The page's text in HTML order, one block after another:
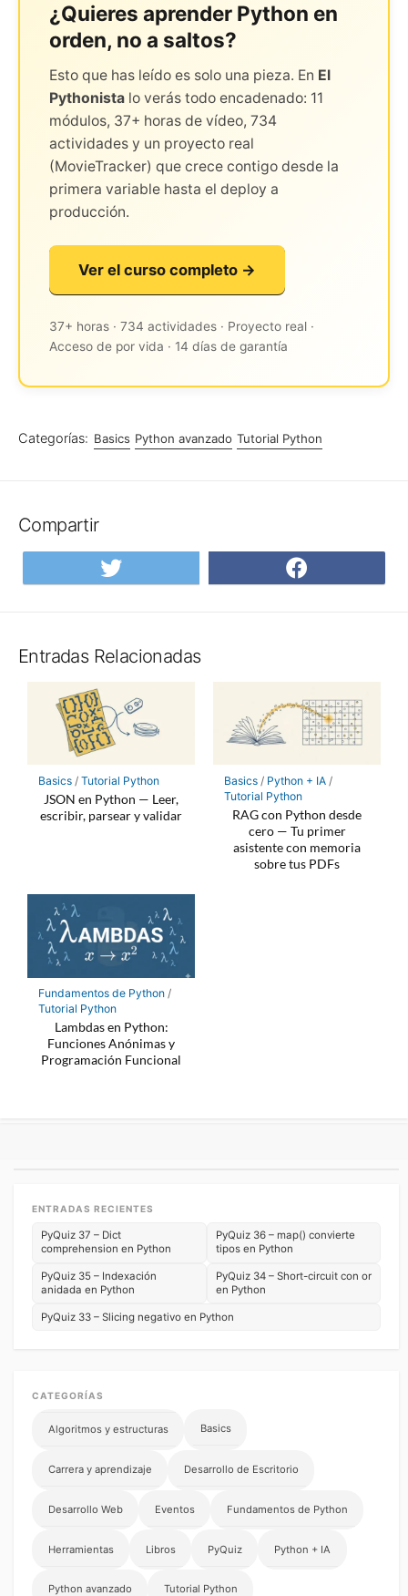
¿Quieres aprender Python en
orden, no a saltos?
Esto que has leído es solo una pieza. En El
Pythonista lo verás todo encadenado: 11
módulos, 37+ horas de vídeo, 734
actividades y un proyecto real
(MovieTracker) que crece contigo desde la
primera variable hasta el deploy a
producción.
Ver el curso completo →
37+ horas · 734 actividades · Proyecto real ·
Acceso de por vida · 14 días de garantía
Categorías: Basics Python avanzado Tutorial Python
Compartir
Compartir
en
en
Entradas Relacionadas
Basics/ Tutorial Python
JSON en Python — Leer,
escribir, parsear y validar
Basics/ Python + IA/
Tutorial Python
RAG con Python desde
cero — Tu primer
asistente con memoria
sobre tus PDFs
Fundamentos de Python/
Tutorial Python
Lambdas en Python:
Funciones Anónimas y
Programación Funcional
ENTRADAS RECIENTES
PyQuiz 37 – Dict
comprehension en Python
PyQuiz 36 – map() convierte
tipos en Python
PyQuiz 35 – Indexación
anidada en Python
PyQuiz 34 – Short-circuit con or
en Python
PyQuiz 33 – Slicing negativo en Python
CATEGORÍAS
Algoritmos y estructuras Basics
Carrera y aprendizaje Desarrollo de Escritorio
Desarrollo Web Eventos Fundamentos de Python
Herramientas Libros PyQuiz Python + IA
Python avanzado Tutorial Python